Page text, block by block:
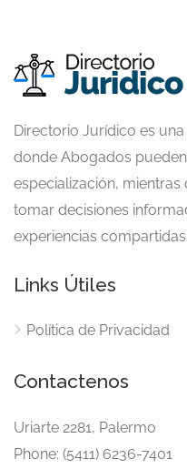
Directorio Jurídico es
donde Abogados
especialización,
tomar decisiones
experiencias compartidas.
Links Útiles
Política de Privacidad
Contactenos
Uriarte 2281, Palermo
Phone: (5411) 6236-7401